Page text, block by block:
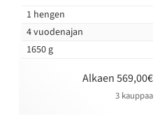
1 hengen
4 vuodenajan
1650 g
Alkaen 569,00€
3 kauppaa